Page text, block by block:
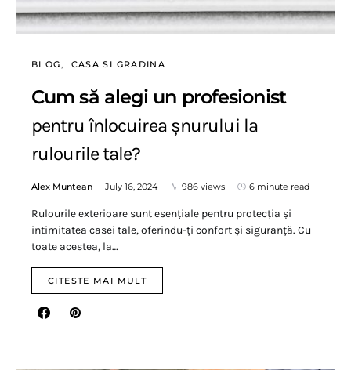
BLOG CASA SI GRADINA
Cum să alegi un profesionist
pentru înlocuirea șnurului la
rulourile tale?
Alex Muntean July 16, 2024 986 views 6 minute read
Rulourile exterioare sunt esențiale pentru protecția și
intimitatea casei tale, oferindu-ți confort și siguranță. Cu
toate acestea, la…
CITESTE MAI MULT